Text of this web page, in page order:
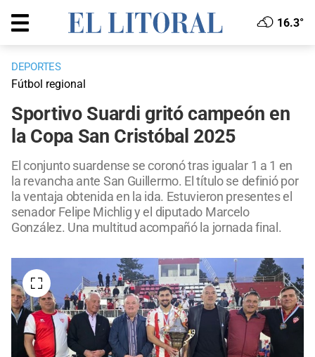
16.3°
DEPORTES
Fútbol regional
Sportivo Suardi gritó campeón en
la Copa San Cristóbal 2025
El conjunto suardense se coronó tras igualar 1 a 1 en
la revancha ante San Guillermo. El título se definió por
la ventaja obtenida en la ida. Estuvieron presentes el
senador Felipe Michlig y el diputado Marcelo
González. Una multitud acompañó la jornada final.